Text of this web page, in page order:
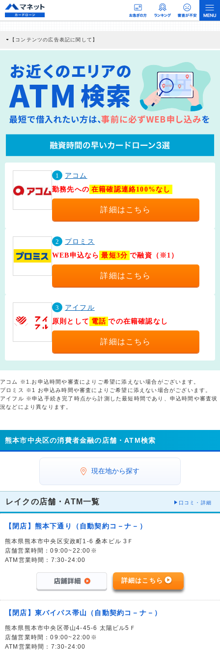
【コンテンツの広告表記に関して】
社に対して企業から紹介報酬が支払われるという収益モデルです。 ただし、特定の
商品を根拠なくPRするものではなく、当編集部の調査／ユーザーへの口コミ収集な
どに基づき、公平性を担保した情報提供を行っています。
>提携企業一覧
1
アコム
勤務先への 在籍確認連絡100%なし
詳細はこちら
2
プロミス
WEB申込なら 最短3分 で融資（※1）
詳細はこちら
3
アイフル
原則として 電話 での在籍確認なし
詳細はこちら
アコム ※1.お申込時間や審査によりご希望に添えない場合がございます。
プロミス ※1 お申込み時間や審査によりご希望に添えない場合がございます。
アイフル ※申込手続き完了時点から計測した最短時間であり、申込時間や審査状
況などにより異なります。
熊本市中央区の消費者金融の店舗・ATM検索
現在地から探す
レイクの店舗・ATM一覧 口コミ・詳細
【閉店】熊本下通り（自動契約コ－ナ－）
熊本県熊本市中央区安政町1-6 桑本ビル 3Ｆ
店舗営業時間：09:00~22:00※
ATM営業時間：7:30-24:00
詳細はこちら
【閉店】東バイパス帯山（自動契約コ－ナ－）
熊本県熊本市中央区帯山4-45-6 太陽ビル5Ｆ
店舗営業時間：09:00~22:00※
ATM営業時間：7:30-24:00